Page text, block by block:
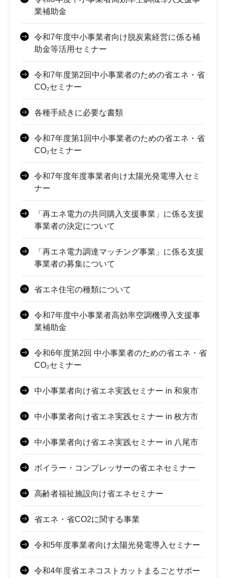
業補助金
令和7年度中小事業者向け脱炭素経営に係る補
助金等活用セミナー
令和7年度第2回中小事業者のための省エネ・省
CO₂セミナー
各種手続きに必要な書類
令和7年度第1回中小事業者のための省エネ・省
CO₂セミナー
令和7年度年度事業者向け太陽光発電導入セミ
ナー
「再エネ電力の共同購入支援事業」に係る支援
事業者の決定について
「再エネ電力調達マッチング事業」に係る支援
事業者の募集について
省エネ住宅の種類について
令和7年度中小事業者高効率空調機導入支援事
業補助金
令和6年度第2回 中小事業者のための省エネ・省
CO₂セミナー
中小事業者向け省エネ実践セミナー in 和泉市
中小事業者向け省エネ実践セミナー in 枚方市
中小事業者向け省エネ実践セミナー in 八尾市
ボイラー・コンプレッサーの省エネセミナー
高齢者福祉施設向け省エネセミナー
省エネ・省CO2に関する事業
令和5年度事業者向け太陽光発電導入セミナー
令和4年度省エネコストカットまるごとサポー